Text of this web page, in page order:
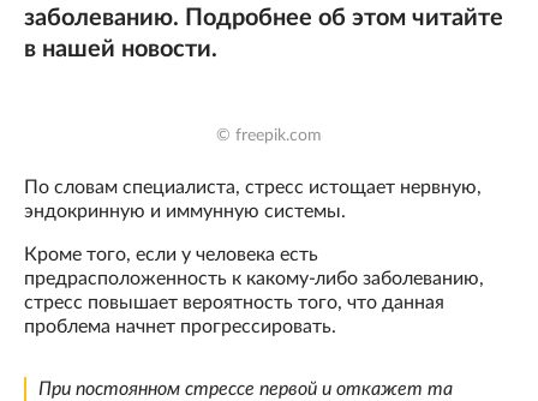
заболеванию. Подробнее об этом читайте
в нашей новости.
© freepik.com
По словам специалиста, стресс истощает нервную,
эндокринную и иммунную системы.
Кроме того, если у человека есть
предрасположенность к какому-либо заболеванию,
стресс повышает вероятность того, что данная
проблема начнет прогрессировать.
При постоянном стрессе первой и откажет та